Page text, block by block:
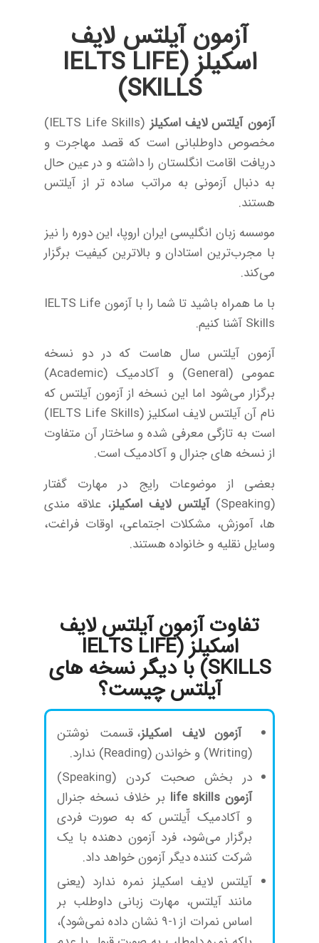
آزمون آیلتس لایف
اسکیلز (IELTS LIFE
SKILLS)
آزمون آیلتس لایف اسکیلز
(IELTS Life Skills)
مخصوص داوطلبانی است که قصد مهاجرت و
دریافت اقامت انگلستان را داشته و در عین حال
به دنبال آزمونی به مراتب ساده تر از آیلتس
هستند.
موسسه زبان انگلیسی ایران اروپا، این دوره را نیز
با مجرب‌ترین استادان و بالاترین کیفیت برگزار
می‌کند.
با ما همراه باشید تا شما را با آزمون IELTS Life
Skills آشنا کنیم.
آزمون آیلتس سال هاست که در دو نسخه
عمومی (General) و آکادمیک (Academic)
برگزار می‌شود اما این نسخه از آزمون آیلتس که
نام آن آیلتس لایف اسکلیز (IELTS Life Skills)
است به تازگی معرفی شده و ساختار آن متفاوت
از نسخه های جنرال و آکادمیک است.
بعضی از موضوعات رایج در مهارت گفتار
(Speaking)
آیلتس لایف اسکیلز، علاقه مندی
ها، آموزش، مشکلات اجتماعی، اوقات فراغت،
وسایل نقلیه و خانواده هستند.
تفاوت آزمون آیلتس لایف
اسکیلز (IELTS LIFE
SKILLS) با دیگر نسخه های
آیلتس چیست؟
آزمون لایف اسکیلز، قسمت نوشتن
(Writing) و خواندن (Reading) ندارد.
در بخش صحبت کردن (Speaking)
آزمون life skills
بر خلاف نسخه جنرال
و آکادمیک آّیلتس که به صورت فردی
برگزار می‌شود، فرد آزمون دهنده با یک
شرکت کننده دیگر آزمون خواهد داد.
آیلتس لایف اسکیلز نمره ندارد (یعنی
مانند آیلتس، مهارت زبانی داوطلب بر
اساس نمرات از 1-9 نشان داده نمی‌شود)،